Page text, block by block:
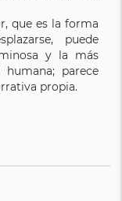
que es la forma
puede
y la más
parece
propia.